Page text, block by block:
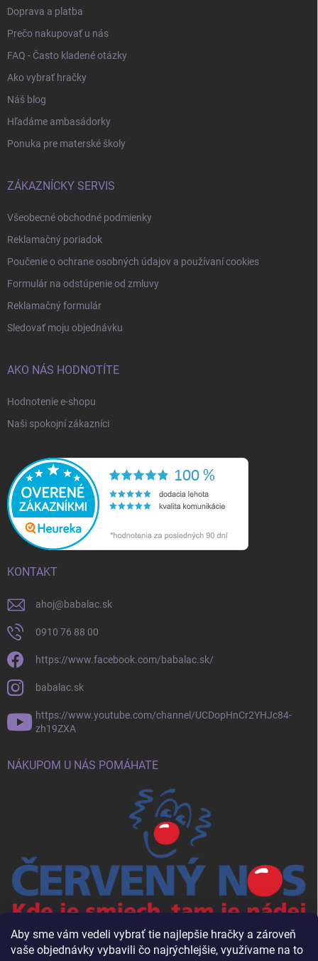
Aby sme vám vedeli vybrať tie najlepšie hračky a zároveň
vaše objednávky vybavili čo najrýchlejšie, využívame na to
Doprava a platba
Prečo nakupovať u nás
FAQ - Často kladené otázky
Ako vybrať hračky
Náš blog
Hľadáme ambasádorky
Ponuka pre materské školy
ZÁKAZNÍCKY SERVIS
Všeobecné obchodné podmienky
Reklamačný poriadok
Poučenie o ochrane osobných údajov a používaní cookies
Formulár na odstúpenie od zmluvy
Reklamačný formulár
Sledovať moju objednávku
AKO NÁS HODNOTÍTE
Hodnotenie e-shopu
Naši spokojní zákazníci
KONTAKT
ahoj@babalac.sk
0910 76 88 00
https://www.facebook.com/babalac.sk/
babalac.sk
https://www.youtube.com/channel/UCDopHnCr2YHJc84-
zh19ZXA
NÁKUPOM U NÁS POMÁHATE